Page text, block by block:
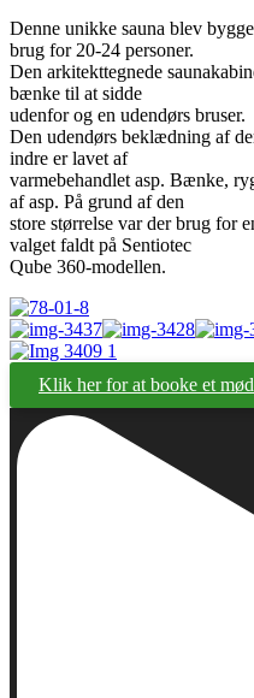
Denne unikke sauna blev
brug for 20-24 personer.
Den arkitekttegnede
bænke til at sidde
udenfor og en udendørs bruser.
Den udendørs beklædning af
indre er lavet af
varmebehandlet asp. Bænke,
af asp. På grund af den
store størrelse var der brug for
valget faldt på Sentiotec
Qube 360-modellen.
Klik her for at booke et